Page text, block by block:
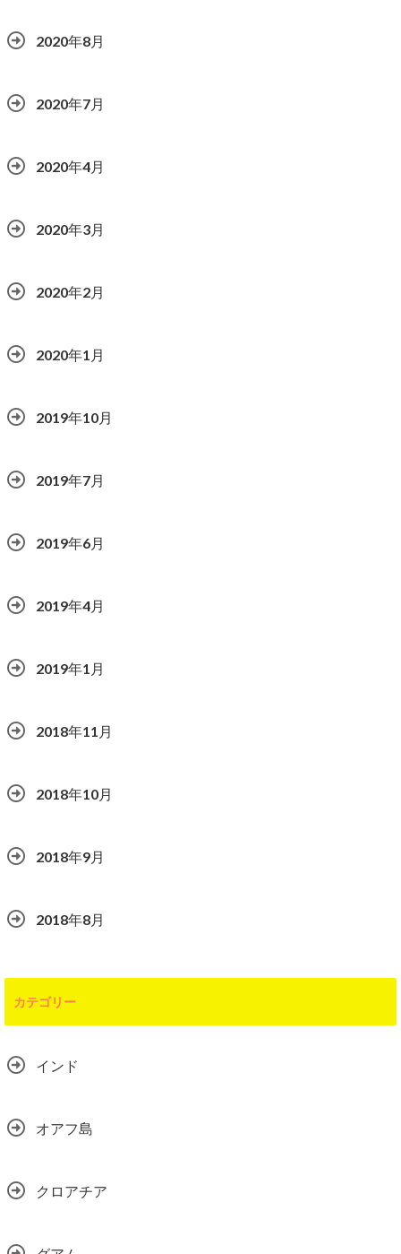
2020年8月
2020年7月
2020年4月
2020年3月
2020年2月
2020年1月
2019年10月
2019年7月
2019年6月
2019年4月
2019年1月
2018年11月
2018年10月
2018年9月
2018年8月
カテゴリー
インド
オアフ島
クロアチア